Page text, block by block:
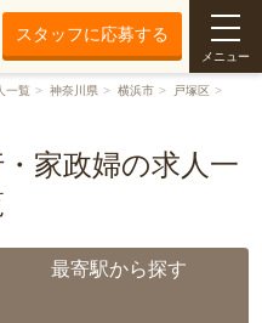
スタッフに応募する
メニュー
一覧 神奈川県 横浜市
戸塚区
家政婦の求人一
最寄駅から探す